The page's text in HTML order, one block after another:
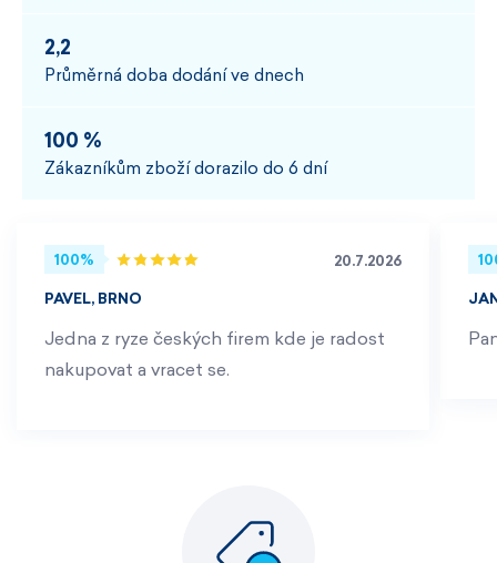
2,2
Průměrná doba dodání ve dnech
100 %
Zákazníkům zboží dorazilo do 6 dní
100% 20.7.2026
PAVEL, BRNO
Jedna z ryze českých firem kde je radost
nakupovat a vracet se.